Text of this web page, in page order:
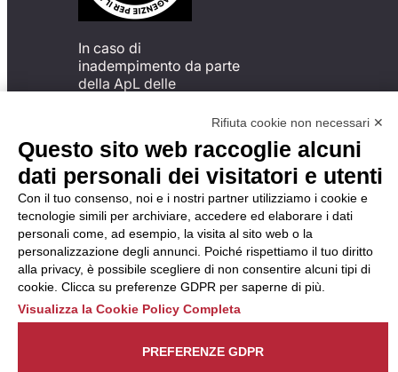
In caso di
inadempimento da parte
della ApL delle
del Codice di Condotta, è
possibile presentare un
reclamo
all’Organismo di
Monitoraggio utilizzando
una delle modalità
descritte al seguente
indirizzo web
https://odm-
agenzielavoro.it/reclami/ .
Rifiuta cookie non necessari ✕
Questo sito web raccoglie alcuni
dati personali dei visitatori e utenti
Con il tuo consenso, noi e i nostri partner utilizziamo i cookie e
tecnologie simili per archiviare, accedere ed elaborare i dati
personali come, ad esempio, la visita al sito web o la
personalizzazione degli annunci. Poiché rispettiamo il tuo diritto
alla privacy, è possibile scegliere di non consentire alcuni tipi di
cookie. Clicca su preferenze GDPR per saperne di più.
Visualizza la Cookie Policy Completa
PREFERENZE GDPR